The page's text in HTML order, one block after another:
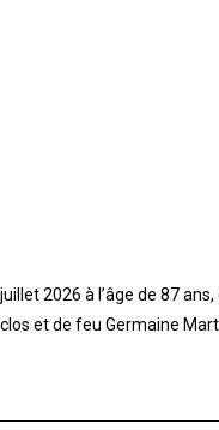
2026 à l’âge de 87
et de feu Germaine